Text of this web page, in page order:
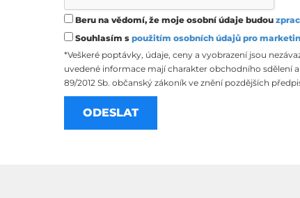
Beru na vědomí, že moje osobní údaje budou
Souhlasím s použitím osobních údajů pro
*Veškeré poptávky, údaje, ceny a vyobrazení jsou
uvedené informace mají charakter obchodního sdělení
89/2012 Sb. občanský zákoník ve znění pozdějších